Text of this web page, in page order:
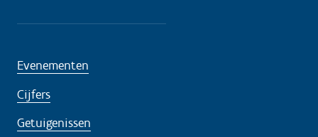
Evenementen
Cijfers
Getuigenissen